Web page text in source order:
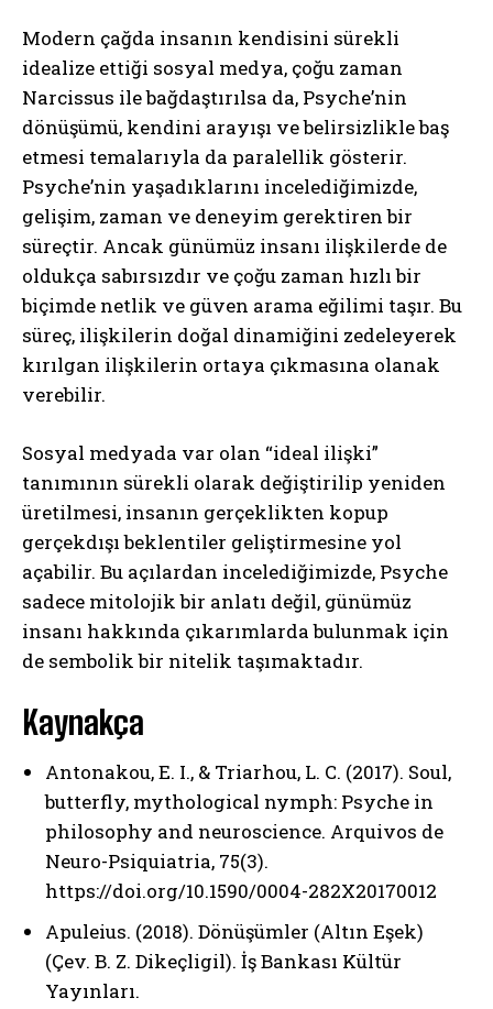
ABONE OL
Modern çağda insanın kendisini sürekli
idealize ettiği sosyal medya, çoğu zaman
Narcissus ile bağdaştırılsa da, Psyche’nin
dönüşümü, kendini arayışı ve belirsizlikle baş
etmesi temalarıyla da paralellik gösterir.
Psyche’nin yaşadıklarını incelediğimizde,
gelişim, zaman ve deneyim gerektiren bir
süreçtir. Ancak günümüz insanı ilişkilerde de
oldukça sabırsızdır ve çoğu zaman hızlı bir
biçimde netlik ve güven arama eğilimi taşır. Bu
süreç, ilişkilerin doğal dinamiğini zedeleyerek
kırılgan ilişkilerin ortaya çıkmasına olanak
verebilir.
Sosyal medyada var olan “ideal ilişki”
tanımının sürekli olarak değiştirilip yeniden
üretilmesi, insanın gerçeklikten kopup
gerçekdışı beklentiler geliştirmesine yol
açabilir. Bu açılardan incelediğimizde, Psyche
sadece mitolojik bir anlatı değil, günümüz
insanı hakkında çıkarımlarda bulunmak için
de sembolik bir nitelik taşımaktadır.
Kaynakça
Antonakou, E. I., & Triarhou, L. C. (2017). Soul,
butterfly, mythological nymph: Psyche in
philosophy and neuroscience. Arquivos de
Neuro-Psiquiatria, 75(3).
https://doi.org/10.1590/0004-282X20170012
Apuleius. (2018). Dönüşümler (Altın Eşek)
(Çev. B. Z. Dikeçligil). İş Bankası Kültür
Yayınları.